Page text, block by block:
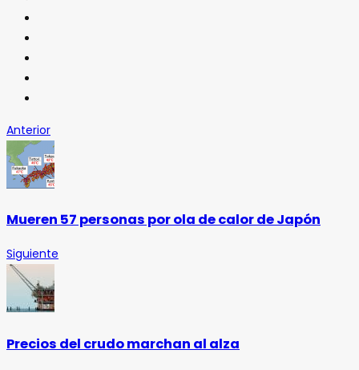
Anterior
Mueren 57 personas por ola de calor de Japón
Siguiente
Precios del crudo marchan al alza